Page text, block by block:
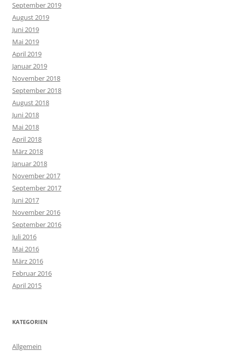
September 2019
August 2019
Juni 2019
Mai 2019
April 2019
Januar 2019
November 2018
September 2018
August 2018
Juni 2018
Mai 2018
April 2018
März 2018
Januar 2018
November 2017
September 2017
Juni 2017
November 2016
September 2016
Juli 2016
Mai 2016
März 2016
Februar 2016
April 2015
KATEGORIEN
Allgemein